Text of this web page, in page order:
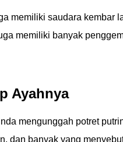
memiliki saudara kembar
memiliki banyak
Ayahnya
mengunggah potret
dan banyak yang